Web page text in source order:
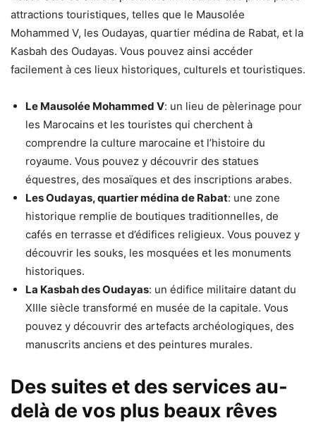
attractions touristiques, telles que le Mausolée
Mohammed V, les Oudayas, quartier médina de Rabat, et la
Kasbah des Oudayas. Vous pouvez ainsi accéder
facilement à ces lieux historiques, culturels et touristiques.
Le Mausolée Mohammed V: un lieu de pèlerinage pour
les Marocains et les touristes qui cherchent à
comprendre la culture marocaine et l’histoire du
royaume. Vous pouvez y découvrir des statues
équestres, des mosaïques et des inscriptions arabes.
Les Oudayas, quartier médina de Rabat: une zone
historique remplie de boutiques traditionnelles, de
cafés en terrasse et d’édifices religieux. Vous pouvez y
découvrir les souks, les mosquées et les monuments
historiques.
La Kasbah des Oudayas: un édifice militaire datant du
XIIIe siècle transformé en musée de la capitale. Vous
pouvez y découvrir des artefacts archéologiques, des
manuscrits anciens et des peintures murales.
Des suites et des services au-
delà de vos plus beaux rêves